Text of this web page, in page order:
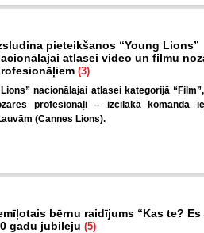
pieteikšanos “Young Lions”
atlasei video un filmu
(3)
nacionālajai atlasei kategorijā
profesionāļi – izcilākā komanda
(Cannes Lions).
bērnu raidījums “Kas te?
gadu jubileju (5)